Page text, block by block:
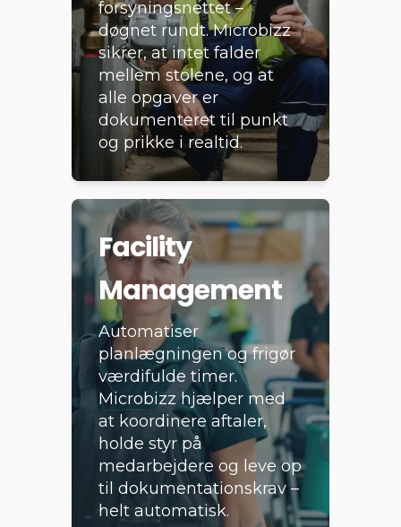
forsyningsnettet –
døgnet rundt. Microbizz
sikrer, at intet falder
mellem stolene, og at
alle opgaver er
dokumenteret til punkt
og prikke i realtid.
Facility
Management
Automatiser
planlægningen og frigør
værdifulde timer.
Microbizz hjælper med
at koordinere aftaler,
holde styr på
medarbejdere og leve op
til dokumentationskrav –
helt automatisk.